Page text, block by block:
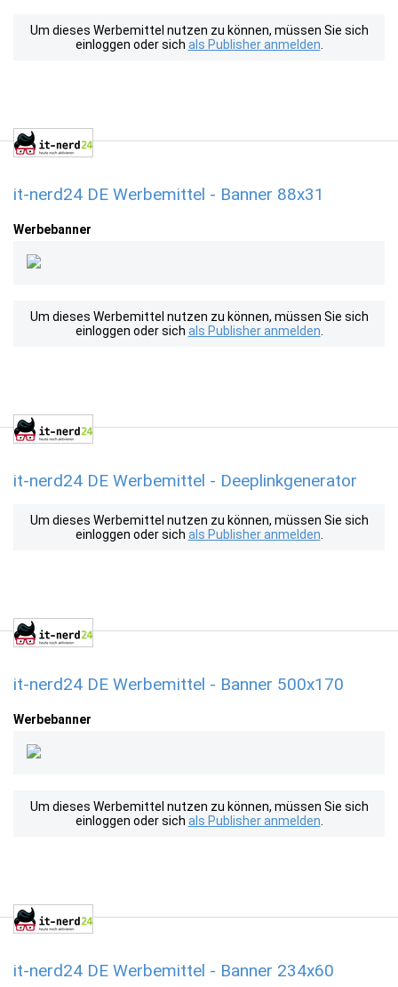
Um dieses Werbemittel nutzen zu können, müssen Sie sich
einloggen oder sich als Publisher anmelden
it-nerd24 DE Werbemittel - Banner 88x31
Werbebanner
Um dieses Werbemittel nutzen zu können, müssen Sie sich
einloggen oder sich als Publisher anmelden
it-nerd24 DE Werbemittel - Deeplinkgenerator
Um dieses Werbemittel nutzen zu können, müssen Sie sich
einloggen oder sich als Publisher anmelden
it-nerd24 DE Werbemittel - Banner 500x170
Werbebanner
Um dieses Werbemittel nutzen zu können, müssen Sie sich
einloggen oder sich als Publisher anmelden
it-nerd24 DE Werbemittel - Banner 234x60